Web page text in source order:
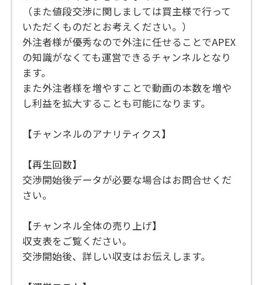
（また値段交渉に関しましては買主様で行って
いただくものだとお考えください。）
外注者様が優秀なので外注に任せることでAPEX
の知識がなくても運営できるチャンネルとなり
ます。
また外注者様を増やすことで動画の本数を増や
し利益を拡大することも可能になります。
【チャンネルのアナリティクス】
【再生回数】
交渉開始後データが必要な場合はお問合せくだ
さい。
【チャンネル全体の売り上げ】
収支表をご覧ください。
交渉開始後、詳しい収支はお伝えします。